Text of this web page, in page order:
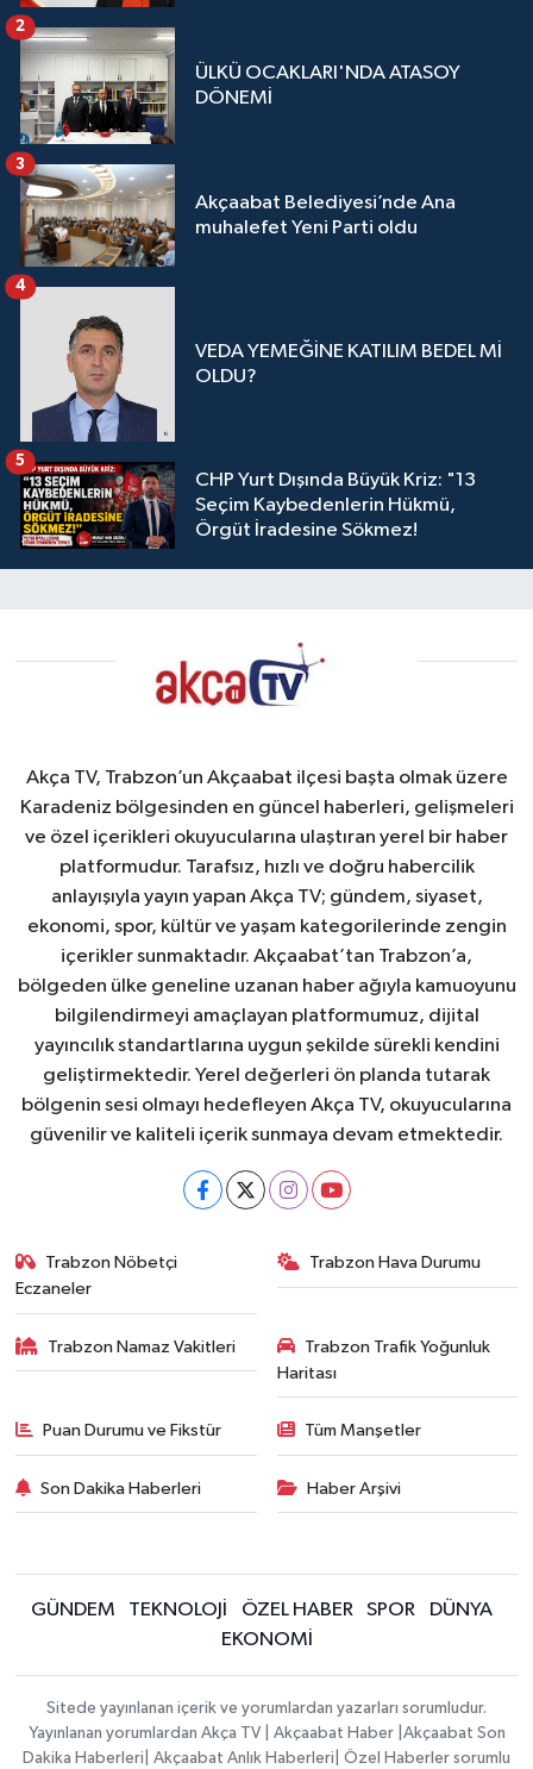
ÜLKÜ OCAKLARI'NDA ATASOY
DÖNEMİ
2
Akçaabat Belediyesi’nde Ana
muhalefet Yeni Parti oldu
3
VEDA YEMEĞİNE KATILIM BEDEL Mİ
OLDU?
4
CHP Yurt Dışında Büyük Kriz: "13
Seçim Kaybedenlerin Hükmü,
Örgüt İradesine Sökmez!
5
Akça TV, Trabzon’un Akçaabat ilçesi başta olmak üzere
Karadeniz bölgesinden en güncel haberleri, gelişmeleri
ve özel içerikleri okuyucularına ulaştıran yerel bir haber
platformudur. Tarafsız, hızlı ve doğru habercilik
anlayışıyla yayın yapan Akça TV; gündem, siyaset,
ekonomi, spor, kültür ve yaşam kategorilerinde zengin
içerikler sunmaktadır. Akçaabat’tan Trabzon’a,
bölgeden ülke geneline uzanan haber ağıyla kamuoyunu
bilgilendirmeyi amaçlayan platformumuz, dijital
yayıncılık standartlarına uygun şekilde sürekli kendini
geliştirmektedir. Yerel değerleri ön planda tutarak
bölgenin sesi olmayı hedefleyen Akça TV, okuyucularına
güvenilir ve kaliteli içerik sunmaya devam etmektedir.
Trabzon Nöbetçi
Eczaneler
Trabzon Hava Durumu
Trabzon Namaz Vakitleri
Trabzon Trafik Yoğunluk
Haritası
Puan Durumu ve Fikstür Tüm Manşetler
Son Dakika Haberleri Haber Arşivi
GÜNDEM TEKNOLOJİ ÖZEL HABER SPOR
DÜNYA
EKONOMİ
Sitede yayınlanan içerik ve yorumlardan yazarları sorumludur.
Yayınlanan yorumlardan Akça TV | Akçaabat Haber |Akçaabat Son
Dakika Haberleri| Akçaabat Anlık Haberleri| Özel Haberler sorumlu